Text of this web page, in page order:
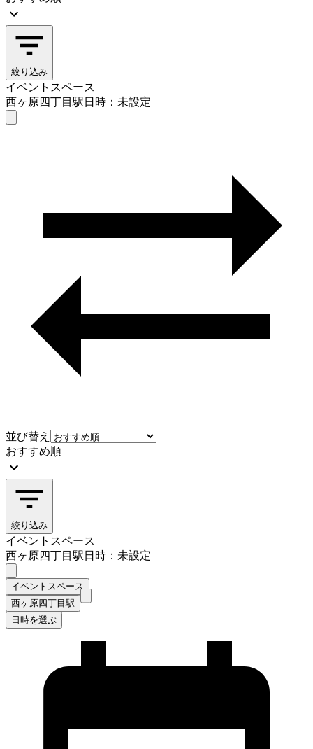
絞り込み
イベントスペース
西ヶ原四丁目駅日時：未設定
並び替え
おすすめ順
絞り込み
イベントスペース
西ヶ原四丁目駅日時：未設定
イベントスペース
西ヶ原四丁目駅
日時を選ぶ